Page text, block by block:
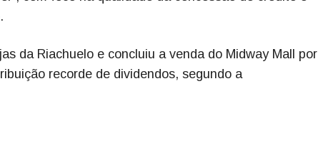
da Riachuelo e concluiu a venda do Midway Mall por
recorde de dividendos, segundo a